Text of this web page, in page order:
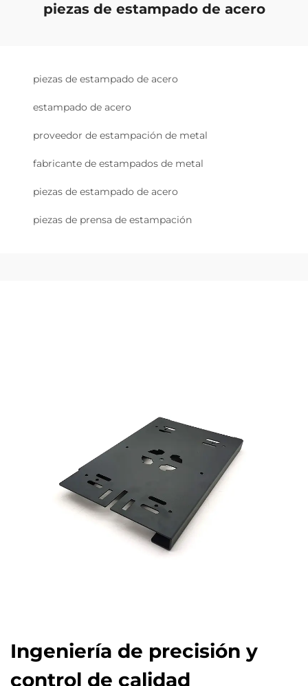
piezas de estampado de acero
piezas de estampado de acero
estampado de acero
proveedor de estampación de metal
fabricante de estampados de metal
piezas de estampado de acero
piezas de prensa de estampación
Ingeniería de precisión y
control de calidad